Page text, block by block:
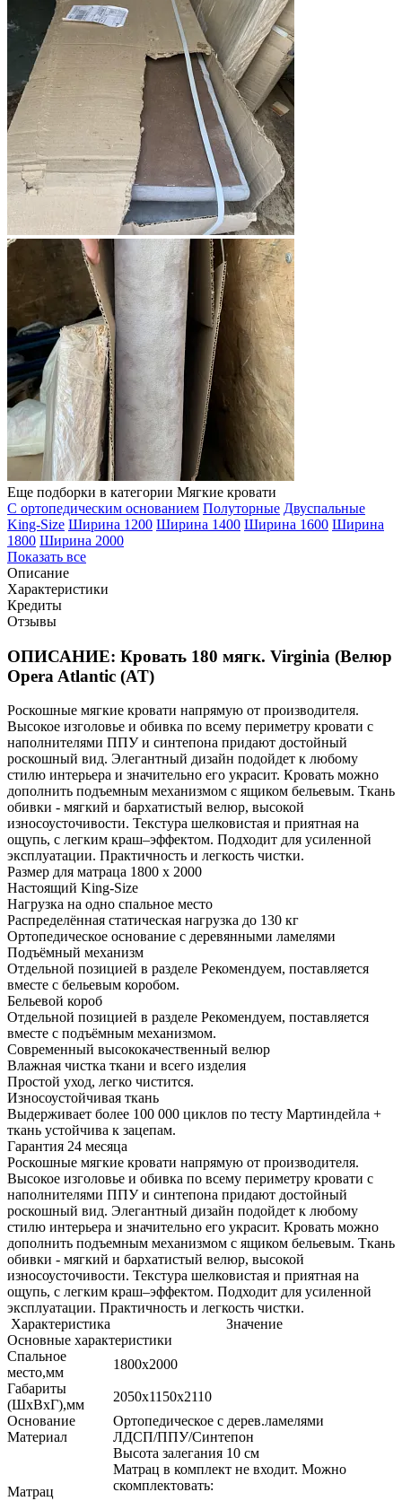
Еще подборки в категории Мягкие кровати
С ортопедическим основанием Полуторные Двуспальные
King-Size Ширина 1200 Ширина 1400 Ширина 1600 Ширина
1800 Ширина 2000
Показать все
Описание
Характеристики
Кредиты
Отзывы
ОПИСАНИЕ: Кровать 180 мягк. Virginia (Велюр
Opera Atlantic (AT)
Роскошные мягкие кровати напрямую от производителя.
Высокое изголовье и обивка по всему периметру кровати с
наполнителями ППУ и синтепона придают достойный
роскошный вид. Элегантный дизайн подойдет к любому
стилю интерьера и значительно его украсит. Кровать можно
дополнить подъемным механизмом с ящиком бельевым. Ткань
обивки - мягкий и бархатистый велюр, высокой
износоусточивости. Текстура шелковистая и приятная на
ощупь, с легким краш–эффектом. Подходит для усиленной
эксплуатации. Практичность и легкость чистки.
Размер для матраца 1800 x 2000
Настоящий King-Size
Нагрузка на одно спальное место
Распределённая статическая нагрузка до 130 кг
Ортопедическое основание с деревянными ламелями
Подъёмный механизм
Отдельной позицией в разделе Рекомендуем, поставляется
вместе с бельевым коробом.
Бельевой короб
Отдельной позицией в разделе Рекомендуем, поставляется
вместе с подъёмным механизмом.
Современный высококачественный велюр
Влажная чистка ткани и всего изделия
Простой уход, легко чистится.
Износоустойчивая ткань
Выдерживает более 100 000 циклов по тесту Мартиндейла +
ткань устойчива к зацепам.
Гарантия 24 месяца
Роскошные мягкие кровати напрямую от производителя.
Высокое изголовье и обивка по всему периметру кровати с
наполнителями ППУ и синтепона придают достойный
роскошный вид. Элегантный дизайн подойдет к любому
стилю интерьера и значительно его украсит. Кровать можно
дополнить подъемным механизмом с ящиком бельевым. Ткань
обивки - мягкий и бархатистый велюр, высокой
износоусточивости. Текстура шелковистая и приятная на
ощупь, с легким краш–эффектом. Подходит для усиленной
эксплуатации. Практичность и легкость чистки.
Характеристика
Значение
Основные характеристики
Спальное
место,мм
1800х2000
Габариты
(ШхВхГ),мм
2050х1150х2110
Основание
Ортопедическое с дерев.ламелями
Материал
ЛДСП/ППУ/Синтепон
Матрац
Высота залегания 10 см
Матрац в комплект не входит. Можно
скомплектовать: